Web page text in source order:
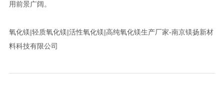
用前景广阔。
氧化镁|轻质氧化镁|活性氧化镁|高纯氧化镁生产厂家-南京镁扬新材
料科技有限公司